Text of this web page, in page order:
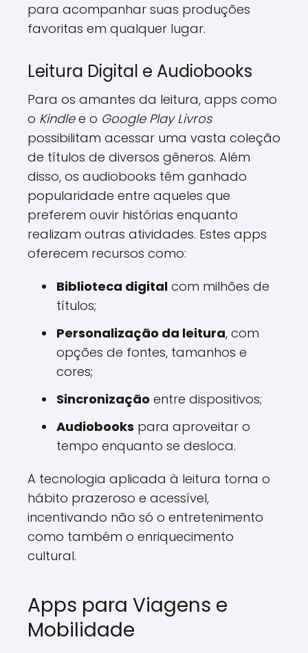
para acompanhar suas produções
favoritas em qualquer lugar.
Leitura Digital e Audiobooks
Para os amantes da leitura, apps como
o Kindlee o Google Play Livros
possibilitam acessar uma vasta coleção
de títulos de diversos gêneros. Além
disso, os audiobooks têm ganhado
popularidade entre aqueles que
preferem ouvir histórias enquanto
realizam outras atividades. Estes apps
oferecem recursos como:
Biblioteca digital com milhões de
títulos;
Personalização da leitura, com
opções de fontes, tamanhos e
cores;
Sincronização entre dispositivos;
Audiobooks para aproveitar o
tempo enquanto se desloca.
A tecnologia aplicada à leitura torna o
hábito prazeroso e acessível,
incentivando não só o entretenimento
como também o enriquecimento
cultural.
Apps para Viagens e
Mobilidade